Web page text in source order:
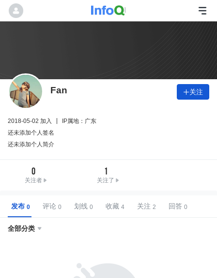
Fan 关注
2018-05-02 加入
IP属地：广东
还未添加个人签名
还未添加个人简介
0
关注者
1
关注了
发布 评论 划线 收藏 关注 回答
全部分类 